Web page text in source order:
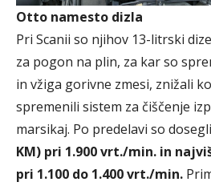
Otto namesto dizla
Pri Scanii so njihov 13-litrski
za pogon na plin, za kar so
in vžiga gorivne zmesi, znižali
spremenili sistem za čiščenje
marsikaj. Po predelavi so dosegli
KM) pri 1.900 vrt./min. in
pri 1.100 do 1.400 vrt./min.